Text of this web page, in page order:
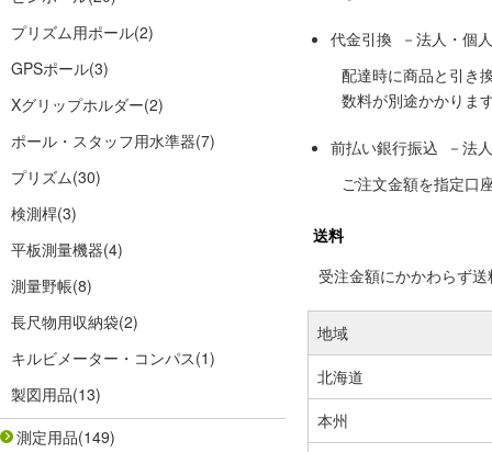
プリズム用ポール(2)
GPSポール(3)
Xグリップホルダー(2)
ポール・スタッフ用水準器(7)
プリズム(30)
検測桿(3)
平板測量機器(4)
測量野帳(8)
長尺物用収納袋(2)
キルビメーター・コンパス(1)
製図用品(13)
測定用品(149)
代金引換 －法人・個
配達時に商品と引き
数料が別途かかりま
前払い銀行振込 －法
ご注文金額を指定口
送料
受注金額にかかわらず
地域
北海道
本州